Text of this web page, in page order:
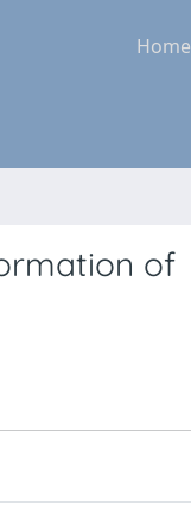
Home
of